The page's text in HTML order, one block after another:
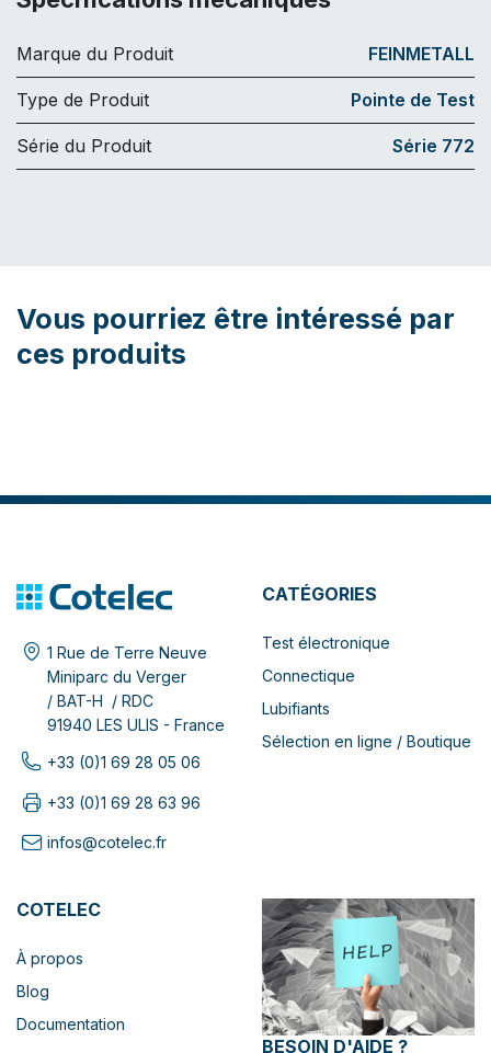
Marque du Produit FEINMETALL
Type de Produit Pointe de Test
Série du Produit Série 772
Vous pourriez être intéressé par
ces produits
1 Rue de Terre Neuve
Miniparc du Verger
/ BAT-H / RDC
91940 LES ULIS - France
+33 (0)1 69 28 05 06
+33 (0)1 69 28 63 96
infos@cotelec.fr
CATÉGORIES
Test électronique
Connectique
Lubifiants
Sélection en ligne / Boutique
COTELEC
À propos
Blog
Documentation
BESOIN D'AIDE ?